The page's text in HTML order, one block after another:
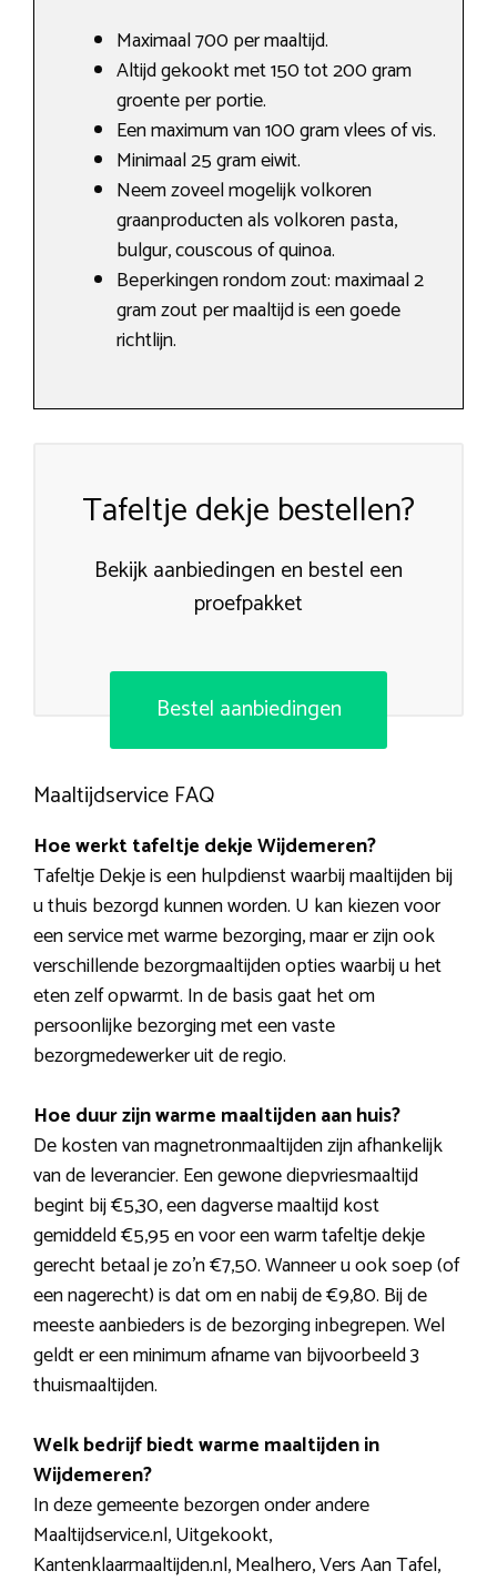
Maximaal 700 per maaltijd.
Altijd gekookt met 150 tot 200 gram
groente per portie.
Een maximum van 100 gram vlees of vis.
Minimaal 25 gram eiwit.
Neem zoveel mogelijk volkoren
graanproducten als volkoren pasta,
bulgur, couscous of quinoa.
Beperkingen rondom zout: maximaal 2
gram zout per maaltijd is een goede
richtlijn.
Tafeltje dekje bestellen?
Bekijk aanbiedingen en bestel een
proefpakket
Bestel aanbiedingen
Maaltijdservice FAQ
Hoe werkt tafeltje dekje Wijdemeren?
Tafeltje Dekje is een hulpdienst waarbij maaltijden bij
u thuis bezorgd kunnen worden. U kan kiezen voor
een service met warme bezorging, maar er zijn ook
verschillende bezorgmaaltijden opties waarbij u het
eten zelf opwarmt. In de basis gaat het om
persoonlijke bezorging met een vaste
bezorgmedewerker uit de regio.
Hoe duur zijn warme maaltijden aan huis?
De kosten van magnetronmaaltijden zijn afhankelijk
van de leverancier. Een gewone diepvriesmaaltijd
begint bij €5,30, een dagverse maaltijd kost
gemiddeld €5,95 en voor een warm tafeltje dekje
gerecht betaal je zo’n €7,50. Wanneer u ook soep (of
een nagerecht) is dat om en nabij de €9,80. Bij de
meeste aanbieders is de bezorging inbegrepen. Wel
geldt er een minimum afname van bijvoorbeeld 3
thuismaaltijden.
Welk bedrijf biedt warme maaltijden in
Wijdemeren?
In deze gemeente bezorgen onder andere
Maaltijdservice.nl, Uitgekookt,
Kantenklaarmaaltijden.nl, Mealhero, Vers Aan Tafel,